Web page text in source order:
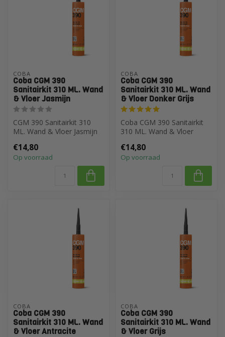
COBA
Coba CGM 390
Sanitairkit 310 ML. Wand
& Vloer Jasmijn
CGM 390 Sanitairkit 310
ML. Wand & Vloer Jasmijn
€14,80
Op voorraad
COBA
Coba CGM 390
Sanitairkit 310 ML. Wand
& Vloer Donker Grijs
Coba CGM 390 Sanitairkit
310 ML. Wand & Vloer
€14,80
Op voorraad
COBA
Coba CGM 390
Sanitairkit 310 ML. Wand
& Vloer Antracite
COBA
Coba CGM 390
Sanitairkit 310 ML. Wand
& Vloer Grijs